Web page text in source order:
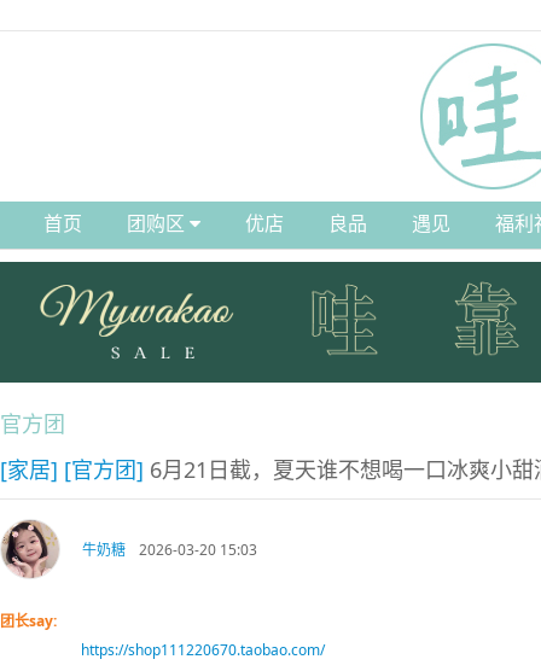
首页 团购区 优店 良品 遇见 福利
官方团
[家居] [官方团] 6月21日截，夏天谁不想喝一口冰爽小甜
牛奶糖 2026-03-20 15:03
团长say:
https://shop111220670.taobao.com/